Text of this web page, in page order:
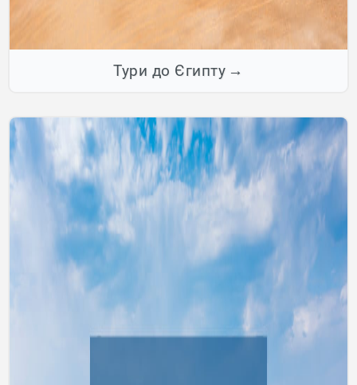
Тури до Єгипту